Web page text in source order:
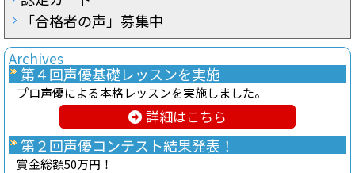
「合格者の声」募集中
Archives
第４回声優基礎レッスンを実施
プロ声優による本格レッスンを実施しました。
詳細はこちら
第２回声優コンテスト結果発表！
賞金総額50万円！